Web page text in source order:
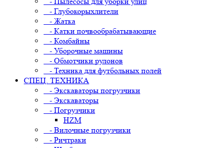
- Глубокорыхлители
- Жатка
- Катки почвообрабатывающие
- Комбайны
- Уборочные машины
- Обмотчики рулонов
- Техника для футбольных полей
СПЕЦ. ТЕХНИКА
- Экскаваторы погрузчики
- Экскаваторы
- Погрузчики
HZM
- Вилочные погрузчики
- Ричтраки